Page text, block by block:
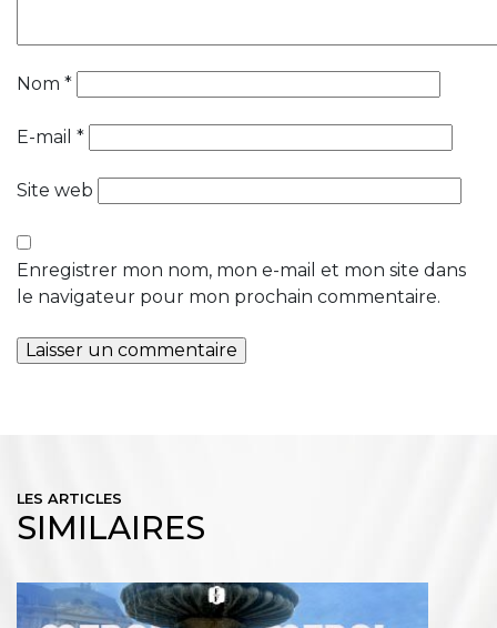
Nom *
E-mail *
Site web
Enregistrer mon nom, mon e-mail et mon site dans
le navigateur pour mon prochain commentaire.
LES ARTICLES
SIMILAIRES